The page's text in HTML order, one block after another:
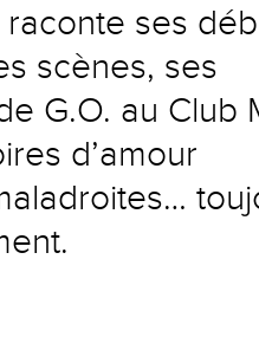
ses
scènes, ses
G.O. au
d’amour